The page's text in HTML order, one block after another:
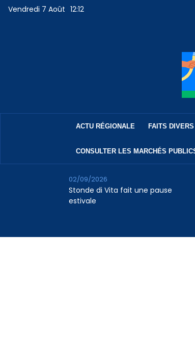
Vendredi 7 Août 12:12
ACTU RÉGIONALE FAITS DIVERS
CONSULTER LES MARCHÉS
Stonde di Vita fait une pause
estivale
02/09/2026